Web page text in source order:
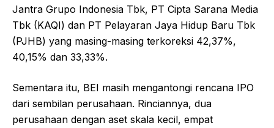
Jantra Grupo Indonesia Tbk, PT Cipta Sarana Media
Tbk (KAQI) dan PT Pelayaran Jaya Hidup Baru Tbk
(PJHB) yang masing-masing terkoreksi 42,37%,
40,15% dan 33,33%.
Sementara itu, BEI masih mengantongi rencana IPO
dari sembilan perusahaan. Rinciannya, dua
perusahaan dengan aset skala kecil, empat